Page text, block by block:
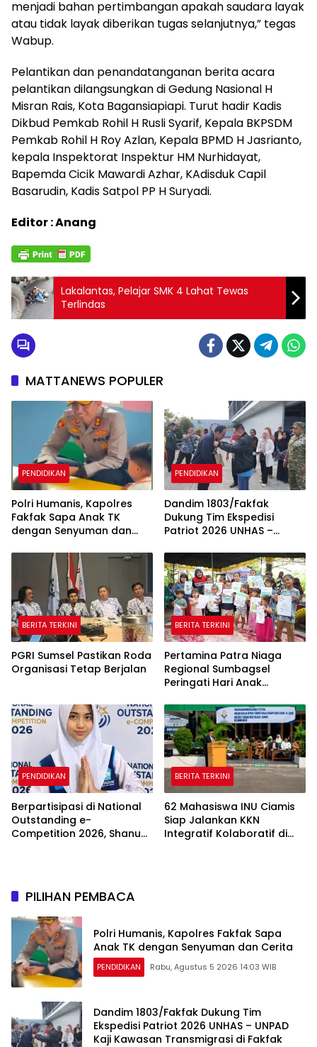
menjadi bahan pertimbangan apakah saudara layak
atau tidak layak diberikan tugas selanjutnya,” tegas
Wabup.
Pelantikan dan penandatanganan berita acara
pelantikan dilangsungkan di Gedung Nasional H
Misran Rais, Kota Bagansiapiapi. Turut hadir Kadis
Dikbud Pemkab Rohil H Rusli Syarif, Kepala BKPSDM
Pemkab Rohil H Roy Azlan, Kepala BPMD H Jasrianto,
kepala Inspektorat Inspektur HM Nurhidayat,
Bapemda Cicik Mawardi Azhar, KAdisduk Capil
Basarudin, Kadis Satpol PP H Suryadi.
Editor : Anang
Lakalantas, Pelajar SMK 4 Lahat Tewas
Terlindas
MATTANEWS POPULER
PENDIDIKAN
Polri Humanis, Kapolres
Fakfak Sapa Anak TK
dengan Senyuman dan
PENDIDIKAN
Dandim 1803/Fakfak
Dukung Tim Ekspedisi
Patriot 2026 UNHAS –
Transmigrasi di Fakfak
BERITA TERKINI
PGRI Sumsel Pastikan Roda
Organisasi Tetap Berjalan
BERITA TERKINI
Pertamina Patra Niaga
Regional Sumbagsel
Peringati Hari Anak
Edukasi Perlindungan Anak
dan Penguatan Posyandu
PENDIDIKAN
Berpartisipasi di National
Outstanding e-
Competition 2026, Shanum
BERITA TERKINI
62 Mahasiswa INU Ciamis
Siap Jalankan KKN
Integratif Kolaboratif di
PILIHAN PEMBACA
Polri Humanis, Kapolres Fakfak Sapa
Anak TK dengan Senyuman dan Cerita
PENDIDIKAN Rabu, Agustus 5 2026 14:03 WIB
Dandim 1803/Fakfak Dukung Tim
Ekspedisi Patriot 2026 UNHAS – UNPAD
Kaji Kawasan Transmigrasi di Fakfak